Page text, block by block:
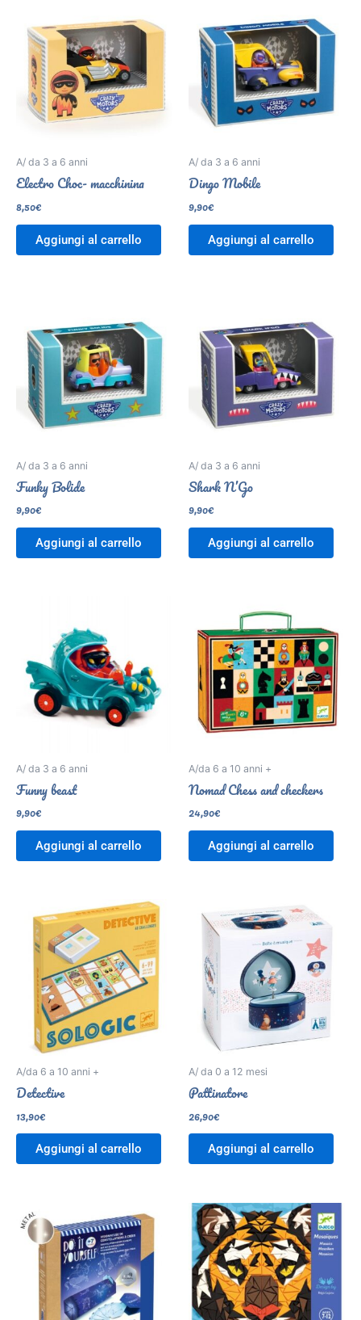
A/ da 3 a 6 anni
Electro Choc- macchinina
8,50€
Aggiungi al carrello
A/ da 3 a 6 anni
Dingo Mobile
9,90€
Aggiungi al carrello
A/ da 3 a 6 anni
Funky Bolide
9,90€
Aggiungi al carrello
A/ da 3 a 6 anni
Shark N’Go
9,90€
Aggiungi al carrello
A/ da 3 a 6 anni
Funny beast
9,90€
Aggiungi al carrello
A/da 6 a 10 anni +
Nomad Chess and checkers
24,90€
Aggiungi al carrello
A/da 6 a 10 anni +
Detective
13,90€
Aggiungi al carrello
A/ da 0 a 12 mesi
Pattinatore
26,90€
Aggiungi al carrello